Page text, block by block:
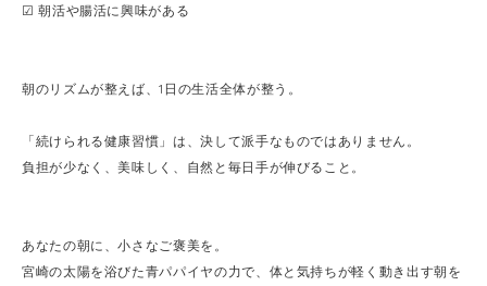
☑ 朝活や腸活に興味がある
朝のリズムが整えば、1日の生活全体が整う。
「続けられる健康習慣」は、決して派手なものではありません。
負担が少なく、美味しく、自然と毎日手が伸びること。
あなたの朝に、小さなご褒美を。
宮崎の太陽を浴びた青パパイヤの力で、体と気持ちが軽く動き出す朝を